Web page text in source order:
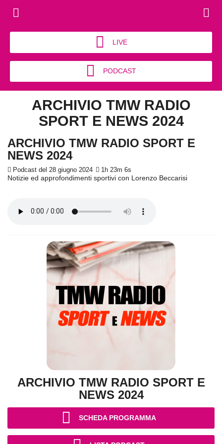
LIVE
PODCAST
ARCHIVIO TMW RADIO
SPORT E NEWS 2024
ARCHIVIO TMW RADIO SPORT E
NEWS 2024
Podcast del 28 giugno 2024 1h 23m 6s
Notizie ed approfondimenti sportivi con Lorenzo Beccarisi
ARCHIVIO TMW RADIO SPORT E
NEWS 2024
SCHEDA PROGRAMMA